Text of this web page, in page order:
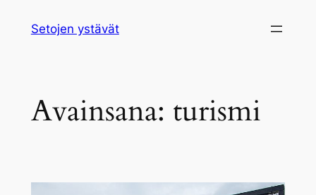
sisältöön
Setojen ystävät
Avainsana: turismi